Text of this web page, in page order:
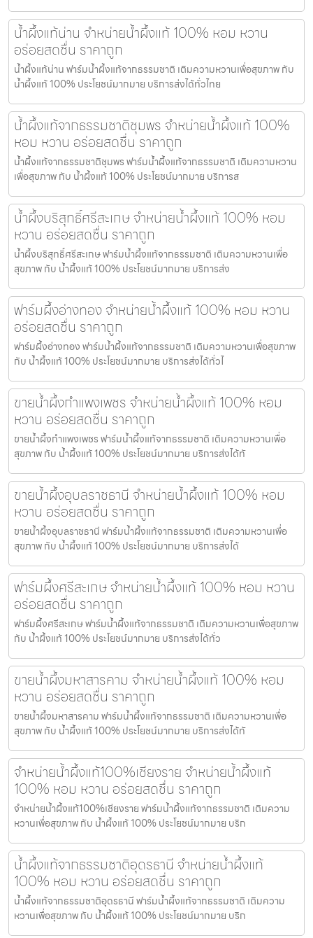
น้ำผึ้งแท้น่าน จำหน่ายน้ำผึ้งแท้ 100% หอม หวาน
อร่อยสดชื่น ราคาถูก
น้ำผึ้งแท้น่าน ฟาร์มน้ำผึ้งแท้จากธรรมชาติ เติมความหวานเพื่อสุขภาพ กับ
น้ำผึ้งแท้ 100% ประโยชน์มากมาย บริการส่งได้ทั่วไทย
น้ำผึ้งแท้จากธรรมชาติชุมพร จำหน่ายน้ำผึ้งแท้ 100%
หอม หวาน อร่อยสดชื่น ราคาถูก
น้ำผึ้งแท้จากธรรมชาติชุมพร ฟาร์มน้ำผึ้งแท้จากธรรมชาติ เติมความหวาน
เพื่อสุขภาพ กับ น้ำผึ้งแท้ 100% ประโยชน์มากมาย บริการส
น้ำผึ้งบริสุทธิ์ศรีสะเกษ จำหน่ายน้ำผึ้งแท้ 100% หอม
หวาน อร่อยสดชื่น ราคาถูก
น้ำผึ้งบริสุทธิ์ศรีสะเกษ ฟาร์มน้ำผึ้งแท้จากธรรมชาติ เติมความหวานเพื่อ
สุขภาพ กับ น้ำผึ้งแท้ 100% ประโยชน์มากมาย บริการส่ง
ฟาร์มผึ้งอ่างทอง จำหน่ายน้ำผึ้งแท้ 100% หอม หวาน
อร่อยสดชื่น ราคาถูก
ฟาร์มผึ้งอ่างทอง ฟาร์มน้ำผึ้งแท้จากธรรมชาติ เติมความหวานเพื่อสุขภาพ
กับ น้ำผึ้งแท้ 100% ประโยชน์มากมาย บริการส่งได้ทั่วไ
ขายน้ำผึ้งกำแพงเพชร จำหน่ายน้ำผึ้งแท้ 100% หอม
หวาน อร่อยสดชื่น ราคาถูก
ขายน้ำผึ้งกำแพงเพชร ฟาร์มน้ำผึ้งแท้จากธรรมชาติ เติมความหวานเพื่อ
สุขภาพ กับ น้ำผึ้งแท้ 100% ประโยชน์มากมาย บริการส่งได้ทั
ขายน้ำผึ้งอุบลราชธานี จำหน่ายน้ำผึ้งแท้ 100% หอม
หวาน อร่อยสดชื่น ราคาถูก
ขายน้ำผึ้งอุบลราชธานี ฟาร์มน้ำผึ้งแท้จากธรรมชาติ เติมความหวานเพื่อ
สุขภาพ กับ น้ำผึ้งแท้ 100% ประโยชน์มากมาย บริการส่งได้
ฟาร์มผึ้งศรีสะเกษ จำหน่ายน้ำผึ้งแท้ 100% หอม หวาน
อร่อยสดชื่น ราคาถูก
ฟาร์มผึ้งศรีสะเกษ ฟาร์มน้ำผึ้งแท้จากธรรมชาติ เติมความหวานเพื่อสุขภาพ
กับ น้ำผึ้งแท้ 100% ประโยชน์มากมาย บริการส่งได้ทั่ว
ขายน้ำผึ้งมหาสารคาม จำหน่ายน้ำผึ้งแท้ 100% หอม
หวาน อร่อยสดชื่น ราคาถูก
ขายน้ำผึ้งมหาสารคาม ฟาร์มน้ำผึ้งแท้จากธรรมชาติ เติมความหวานเพื่อ
สุขภาพ กับ น้ำผึ้งแท้ 100% ประโยชน์มากมาย บริการส่งได้ทั
จำหน่ายน้ำผึ้งแท้100%เชียงราย จำหน่ายน้ำผึ้งแท้
100% หอม หวาน อร่อยสดชื่น ราคาถูก
จำหน่ายน้ำผึ้งแท้100%เชียงราย ฟาร์มน้ำผึ้งแท้จากธรรมชาติ เติมความ
หวานเพื่อสุขภาพ กับ น้ำผึ้งแท้ 100% ประโยชน์มากมาย บริก
น้ำผึ้งแท้จากธรรมชาติอุดรธานี จำหน่ายน้ำผึ้งแท้
100% หอม หวาน อร่อยสดชื่น ราคาถูก
น้ำผึ้งแท้จากธรรมชาติอุดรธานี ฟาร์มน้ำผึ้งแท้จากธรรมชาติ เติมความ
หวานเพื่อสุขภาพ กับ น้ำผึ้งแท้ 100% ประโยชน์มากมาย บริก